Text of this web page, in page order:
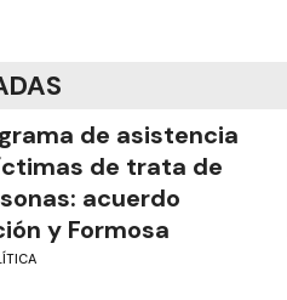
de asistencia
de trata de
acuerdo
y Formosa